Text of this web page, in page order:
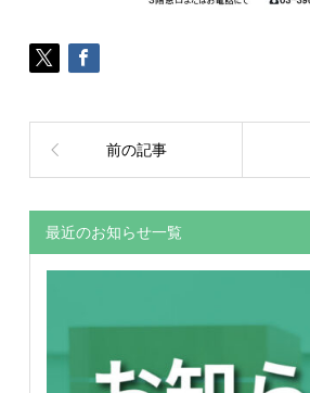
前の記事
最近のお知らせ一覧